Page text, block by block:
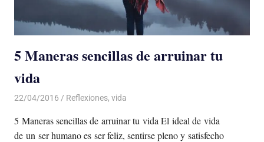
5 Maneras sencillas de arruinar tu
vida
22/04/2016 Luis Castellanos
Reflexiones, vida
5 Maneras sencillas de arruinar tu vida El ideal de vida
de un ser humano es ser feliz, sentirse pleno y satisfecho